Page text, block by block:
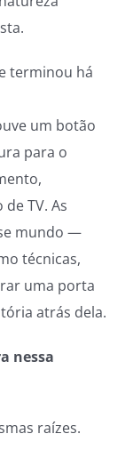
terminou há
um botão
para o
TV. As
mundo —
técnicas,
uma porta
atrás dela.
nessa
raízes.